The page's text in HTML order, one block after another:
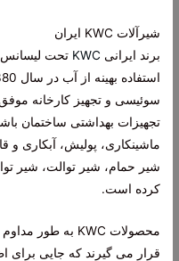
شیرآلات KWC ایران
برند ایرانی KWC
سوئیسی و تجهیز کارخانه
تجهیزات بهداشتی ساختمان
ماشینکاری، پولیش، آبکاری و
شیر حمام، شیر توالت، شیر
کرده است.
قرار می گیرند که جایی برای